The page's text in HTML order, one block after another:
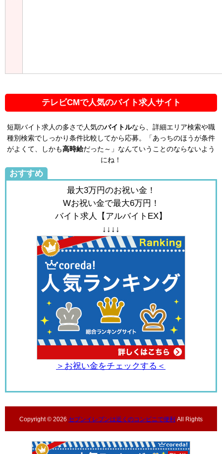
テレビCMで人気のバイト求人サイト
短期バイト求人の多さで人気のバイトルなら、詳細エリア検索や職
種別検索でしっかり条件比較してから応募。「あっちのほうが条件
がよくて、しかも高時給だった～」なんていうことのならないよう
にね！
おすすめ
最大3万円のお祝い金！
Wお祝い金で最大6万円！
バイト求人【アルバイトEX】
↓↓↓↓
＞お祝い金をチェックする＜
Copyright © 2026 セブンイレブンは近くのコンビニで便利 All Rights
Reserved.